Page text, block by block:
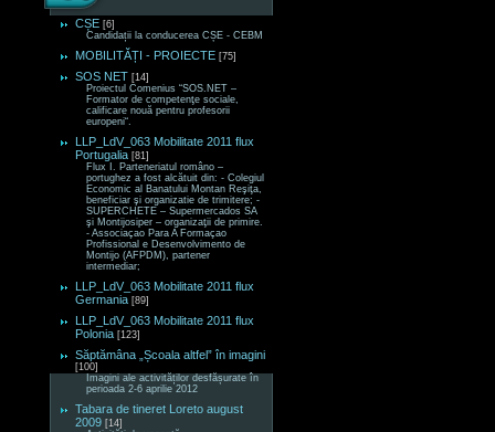
CȘE [6]
Candidații la conducerea CȘE - CEBM
MOBILITĂȚI - PROIECTE [75]
SOS NET [14]
Proiectul Comenius “SOS.NET –
Formator de competenţe sociale,
calificare nouă pentru profesorii
europeni“.
LLP_LdV_063 Mobilitate 2011 flux
Portugalia [81]
Flux I. Parteneriatul româno –
portughez a fost alcătuit din: - Colegiul
Economic al Banatului Montan Reşiţa,
beneficiar şi organizatie de trimitere; -
SUPERCHETE – Supermercados SA
şi Montijosiper – organizaţii de primire.
- Associaçao Para A Formaçao
Profissional e Desenvolvimento de
Montijo (AFPDM), partener
intermediar;
LLP_LdV_063 Mobilitate 2011 flux
Germania [89]
LLP_LdV_063 Mobilitate 2011 flux
Polonia [123]
Săptămâna „Școala altfel” în imagini
[100]
Imagini ale activităților desfășurate în
perioada 2-6 aprilie 2012
Tabara de tineret Loreto august
2009 [14]